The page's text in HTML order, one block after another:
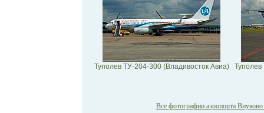
Туполев ТУ-204-300 (Владивосток Авиа)
Все фотографии аэропорта